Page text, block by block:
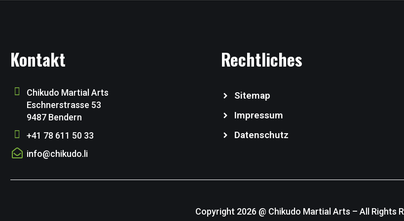
Kontakt
Chikudo Martial Arts
Eschnerstrasse 53
9487 Bendern
+41 78 611 50 33
info@chikudo.li
Rechtliches
Sitemap
Impressum
Datenschutz
Copyright 2026 @ Chikudo Martial Arts – All Rights